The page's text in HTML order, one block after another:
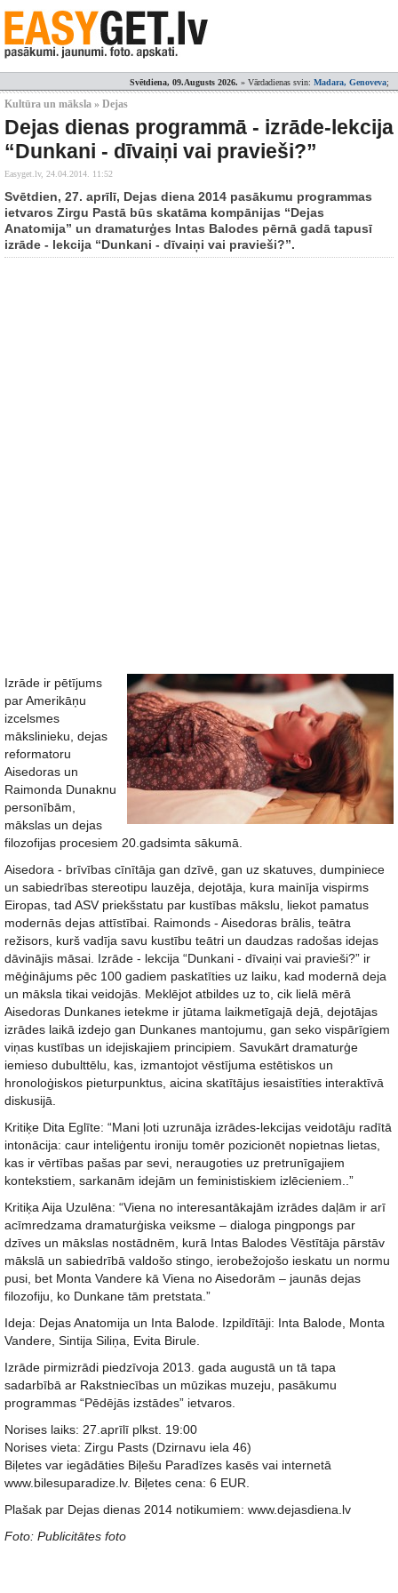
Svētdiena, 09.Augusts 2026. » Vārdadienas svin: Madara, Genoveva;
Kultūra un māksla » Dejas
Dejas dienas programmā - izrāde-lekcija
“Dunkani - dīvaiņi vai pravieši?”
Easyget.lv, 24.04.2014. 11:52
Svētdien, 27. aprīlī, Dejas diena 2014 pasākumu programmas
ietvaros Zirgu Pastā būs skatāma kompānijas “Dejas
Anatomija” un dramaturģes Intas Balodes pērnā gadā tapusī
izrāde - lekcija “Dunkani - dīvaiņi vai pravieši?”.
Izrāde ir pētījums
par Amerikāņu
izcelsmes
mākslinieku, dejas
reformatoru
Aisedoras un
Raimonda Dunaknu
personībām,
mākslas un dejas
filozofijas procesiem 20.gadsimta sākumā.
Aisedora - brīvības cīnītāja gan dzīvē, gan uz skatuves, dumpiniece
un sabiedrības stereotipu lauzēja, dejotāja, kura mainīja vispirms
Eiropas, tad ASV priekšstatu par kustības mākslu, liekot pamatus
modernās dejas attīstībai. Raimonds - Aisedoras brālis, teātra
režisors, kurš vadīja savu kustību teātri un daudzas radošas idejas
dāvinājis māsai. Izrāde - lekcija “Dunkani - dīvaiņi vai pravieši?” ir
mēģinājums pēc 100 gadiem paskatīties uz laiku, kad modernā deja
un māksla tikai veidojās. Meklējot atbildes uz to, cik lielā mērā
Aisedoras Dunkanes ietekme ir jūtama laikmetīgajā dejā, dejotājas
izrādes laikā izdejo gan Dunkanes mantojumu, gan seko vispārīgiem
viņas kustības un idejiskajiem principiem. Savukārt dramaturģe
iemieso dubulttēlu, kas, izmantojot vēstījuma estētiskos un
hronoloģiskos pieturpunktus, aicina skatītājus iesaistīties interaktīvā
diskusijā.
Kritiķe Dita Eglīte: “Mani ļoti uzrunāja izrādes-lekcijas veidotāju radītā
intonācija: caur inteliģentu ironiju tomēr pozicionēt nopietnas lietas,
kas ir vērtības pašas par sevi, neraugoties uz pretrunīgajiem
kontekstiem, sarkanām idejām un feministiskiem izlēcieniem..”
Kritiķa Aija Uzulēna: “Viena no interesantākajām izrādes daļām ir arī
acīmredzama dramaturģiska veiksme – dialoga pingpongs par
dzīves un mākslas nostādnēm, kurā Intas Balodes Vēstītāja pārstāv
mākslā un sabiedrībā valdošo stingo, ierobežojošo ieskatu un normu
pusi, bet Monta Vandere kā Viena no Aisedorām – jaunās dejas
filozofiju, ko Dunkane tām pretstata.”
Ideja: Dejas Anatomija un Inta Balode. Izpildītāji: Inta Balode, Monta
Vandere, Sintija Siliņa, Evita Birule.
Izrāde pirmizrādi piedzīvoja 2013. gada augustā un tā tapa
sadarbībā ar Rakstniecības un mūzikas muzeju, pasākumu
programmas “Pēdējās izstādes” ietvaros.
Norises laiks: 27.aprīlī plkst. 19:00
Norises vieta: Zirgu Pasts (Dzirnavu iela 46)
Biļetes var iegādāties Biļešu Paradīzes kasēs vai internetā
www.bilesuparadize.lv. Biļetes cena: 6 EUR.
Plašak par Dejas dienas 2014 notikumiem: www.dejasdiena.lv
Foto: Publicitātes foto